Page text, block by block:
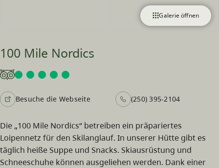
Galerie öffnen
100 Mile Nordics
Besuche die Webseite (250) 395-2104
Die „100 Mile Nordics“ betreiben ein präpariertes
Loipennetz für den Skilanglauf. In unserer Hütte gibt es
täglich heiße Suppe und Snacks. Skiausrüstung und
Schneeschuhe können ausgeliehen werden. Dank einer